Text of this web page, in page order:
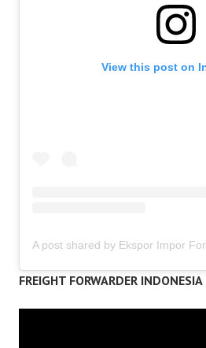
View this post on
FREIGHT FORWARDER INDONESIA